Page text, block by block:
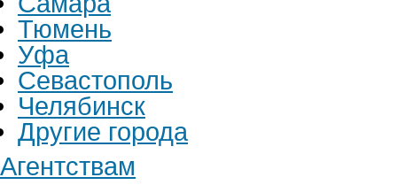
Тюмень
Уфа
Севастополь
Челябинск
Другие города
Агентствам